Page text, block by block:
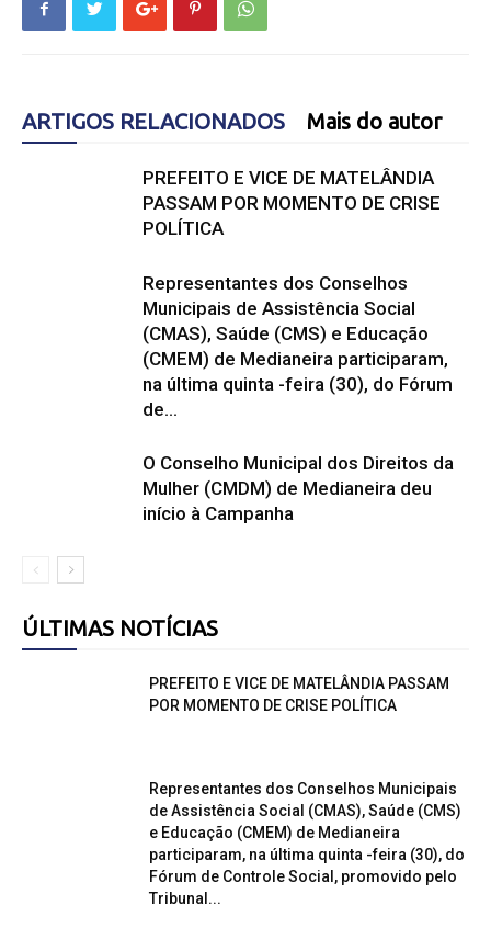
ARTIGOS RELACIONADOS Mais do autor
PREFEITO E VICE DE MATELÂNDIA
PASSAM POR MOMENTO DE CRISE
POLÍTICA
Representantes dos Conselhos
Municipais de Assistência Social
(CMAS), Saúde (CMS) e Educação
(CMEM) de Medianeira participaram,
na última quinta -feira (30), do Fórum
de...
O Conselho Municipal dos Direitos da
Mulher (CMDM) de Medianeira deu
início à Campanha
ÚLTIMAS NOTÍCIAS
PREFEITO E VICE DE MATELÂNDIA PASSAM
POR MOMENTO DE CRISE POLÍTICA
Representantes dos Conselhos Municipais
de Assistência Social (CMAS), Saúde (CMS)
e Educação (CMEM) de Medianeira
participaram, na última quinta -feira (30), do
Fórum de Controle Social, promovido pelo
Tribunal...